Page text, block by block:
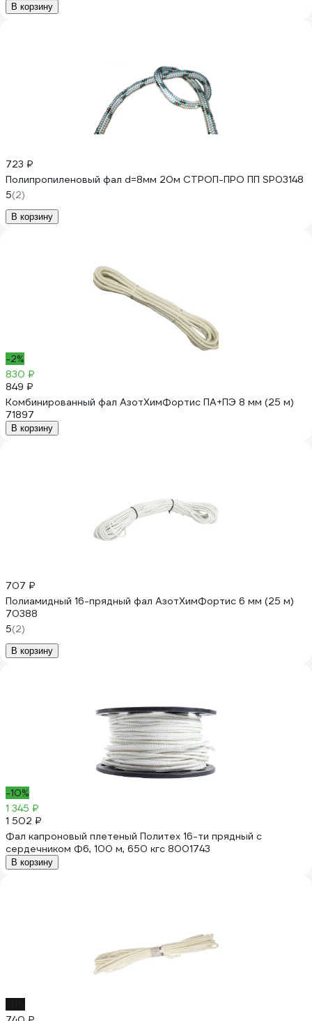
В корзину
723 ₽
Полипропиленовый фал d=8мм 20м СТРОП-ПРО ПП SP03148
5(2)
В корзину
-2%
830 ₽
849 ₽
Комбинированный фал АзотХимФортис ПА+ПЭ 8 мм (25 м)
71897
В корзину
707 ₽
Полиамидный 16-прядный фал АзотХимФортис 6 мм (25 м)
70388
5(2)
В корзину
-10%
1 345 ₽
1 502 ₽
Фал капроновый плетеный Политех 16-ти прядный с
сердечником Ф6, 100 м, 650 кгс 8001743
В корзину